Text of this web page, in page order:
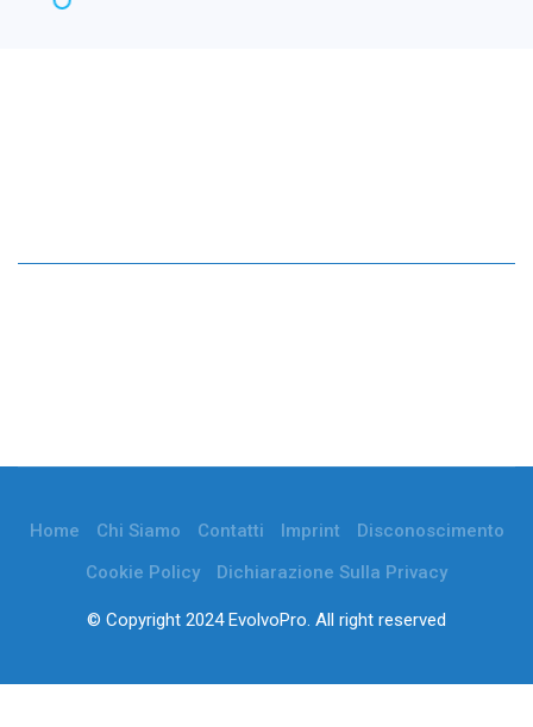
Home Chi Siamo Contatti Imprint
Disconoscimento
Cookie Policy
Dichiarazione Sulla Privacy
© Copyright 2024 EvolvoPro. All right reserved